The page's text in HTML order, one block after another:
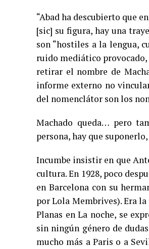
“Abad ha descubierto que
[sic] su figura, hay una
son “hostiles a la lengua,
ruido mediático provocado,
retirar el nombre de
informe externo no
del nomenclátor son los
Machado queda… pero
persona, hay que
Incumbe insistir en que
cultura. En 1928, poco
en Barcelona con su
por Lola Membrives). Era
Planas en La noche, se
sin ningún género de
mucho más a Paris o a